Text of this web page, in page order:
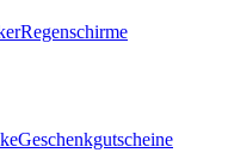
Regenschirme
Geschenkgutscheine